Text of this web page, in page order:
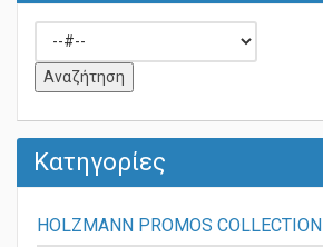
Κατηγορίες
HOLZMANN PROMOS COLLECTION